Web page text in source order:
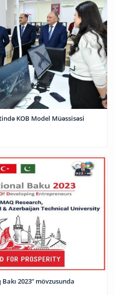
KOB Model Müəssisəsi
Bakı 2023” mövzusunda